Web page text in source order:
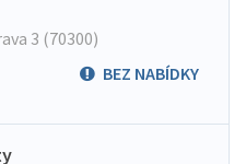
3 (70300)
BEZ NABÍDKY